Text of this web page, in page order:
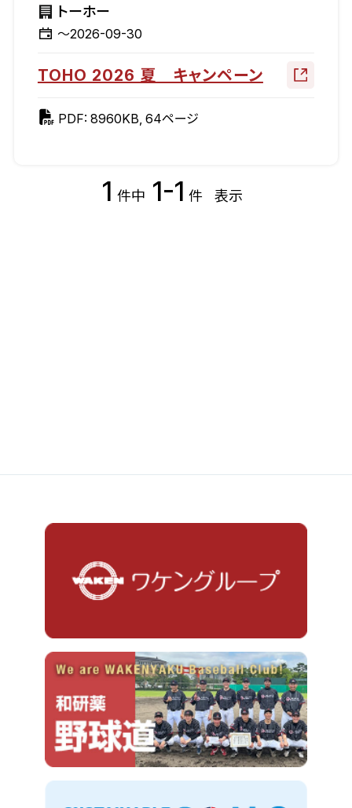
トーホー
～2026-09-30
TOHO 2026 夏 キャンペーン
PDF: 8960KB, 64ページ
1 件中 1-1 件 表示